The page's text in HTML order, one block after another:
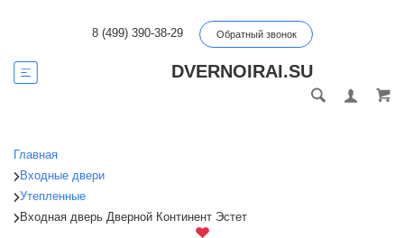
8 (499) 390-38-29 Обратный звонок
DVERNOIRAI.SU
Главная
Входные двери
Утепленные
Входная дверь Дверной Континент Эстет